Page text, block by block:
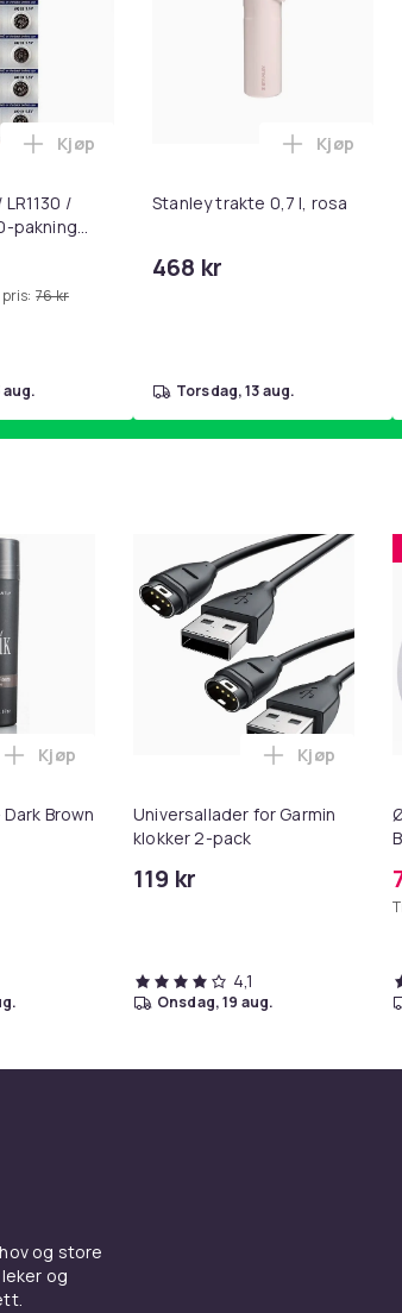
AE 2i, AE 2w, SoundTrue, SoundLink Black i
fotpedal motstandsbånd - mage- og
/
pakning
76 kr
Legg Batteri AG10 / LR1130 / LR54 / 189
Kjøp
aug.
Stanley trakte 0,7 l, rosa
468 kr
Legg
Kjøp
torsdag, 13 aug.
Pink i handlekurven
Brown
Legg Toppik - 27,5g - Dark Brown -
Kjøp
Universallader for Garmin
klokker 2-pack
119 kr
Legg
Kjøp
4,1
onsdag, 19 aug.
og store
og